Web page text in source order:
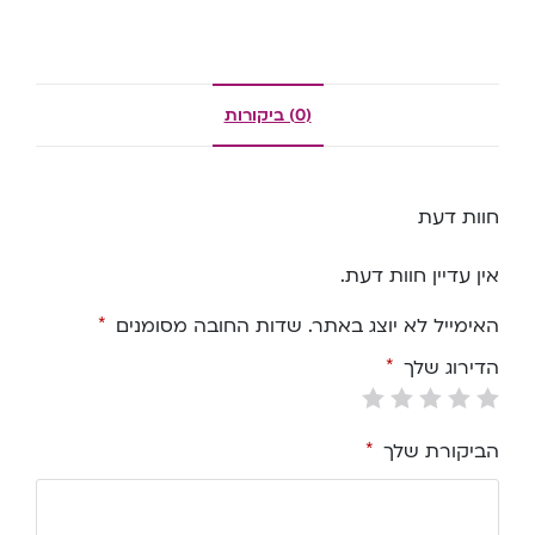
(0) ביקורות
חוות דעת
אין עדיין חוות דעת.
האימייל לא יוצג באתר. שדות החובה מסומנים *
הדירוג שלך *
הביקורת שלך *